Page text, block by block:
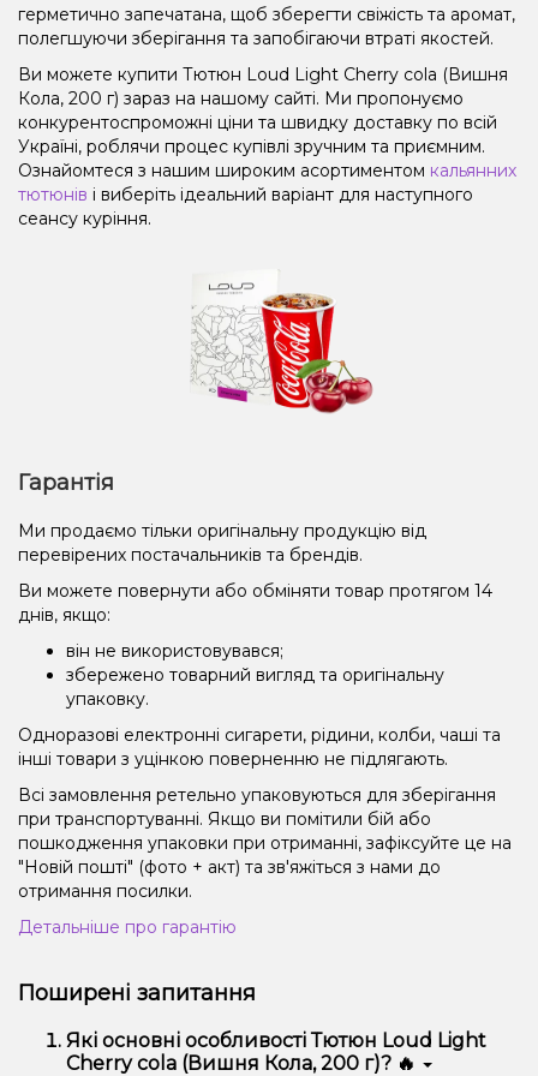
герметично запечатана, щоб зберегти свіжість та аромат,
полегшуючи зберігання та запобігаючи втраті якостей.
Ви можете купити Тютюн Loud Light Cherry cola (Вишня
Кола, 200 г) зараз на нашому сайті. Ми пропонуємо
конкурентоспроможні ціни та швидку доставку по всій
Україні, роблячи процес купівлі зручним та приємним.
Ознайомтеся з нашим широким асортиментом кальянних
тютюнів і виберіть ідеальний варіант для наступного
сеансу куріння.
Гарантія
Ми продаємо тільки оригінальну продукцію від
перевірених постачальників та брендів.
Ви можете повернути або обміняти товар протягом 14
днів, якщо:
він не використовувався;
збережено товарний вигляд та оригінальну
упаковку.
Одноразові електронні сигарети, рідини, колби, чаші та
інші товари з уцінкою поверненню не підлягають.
Всі замовлення ретельно упаковуються для зберігання
при транспортуванні. Якщо ви помітили бій або
пошкодження упаковки при отриманні, зафіксуйте це на
"Новій пошті" (фото + акт) та зв'яжіться з нами до
отримання посилки.
Детальніше про гарантію
Поширені запитання
Які основні особливості Тютюн Loud Light
Cherry cola (Вишня Кола, 200 г)? 🔥